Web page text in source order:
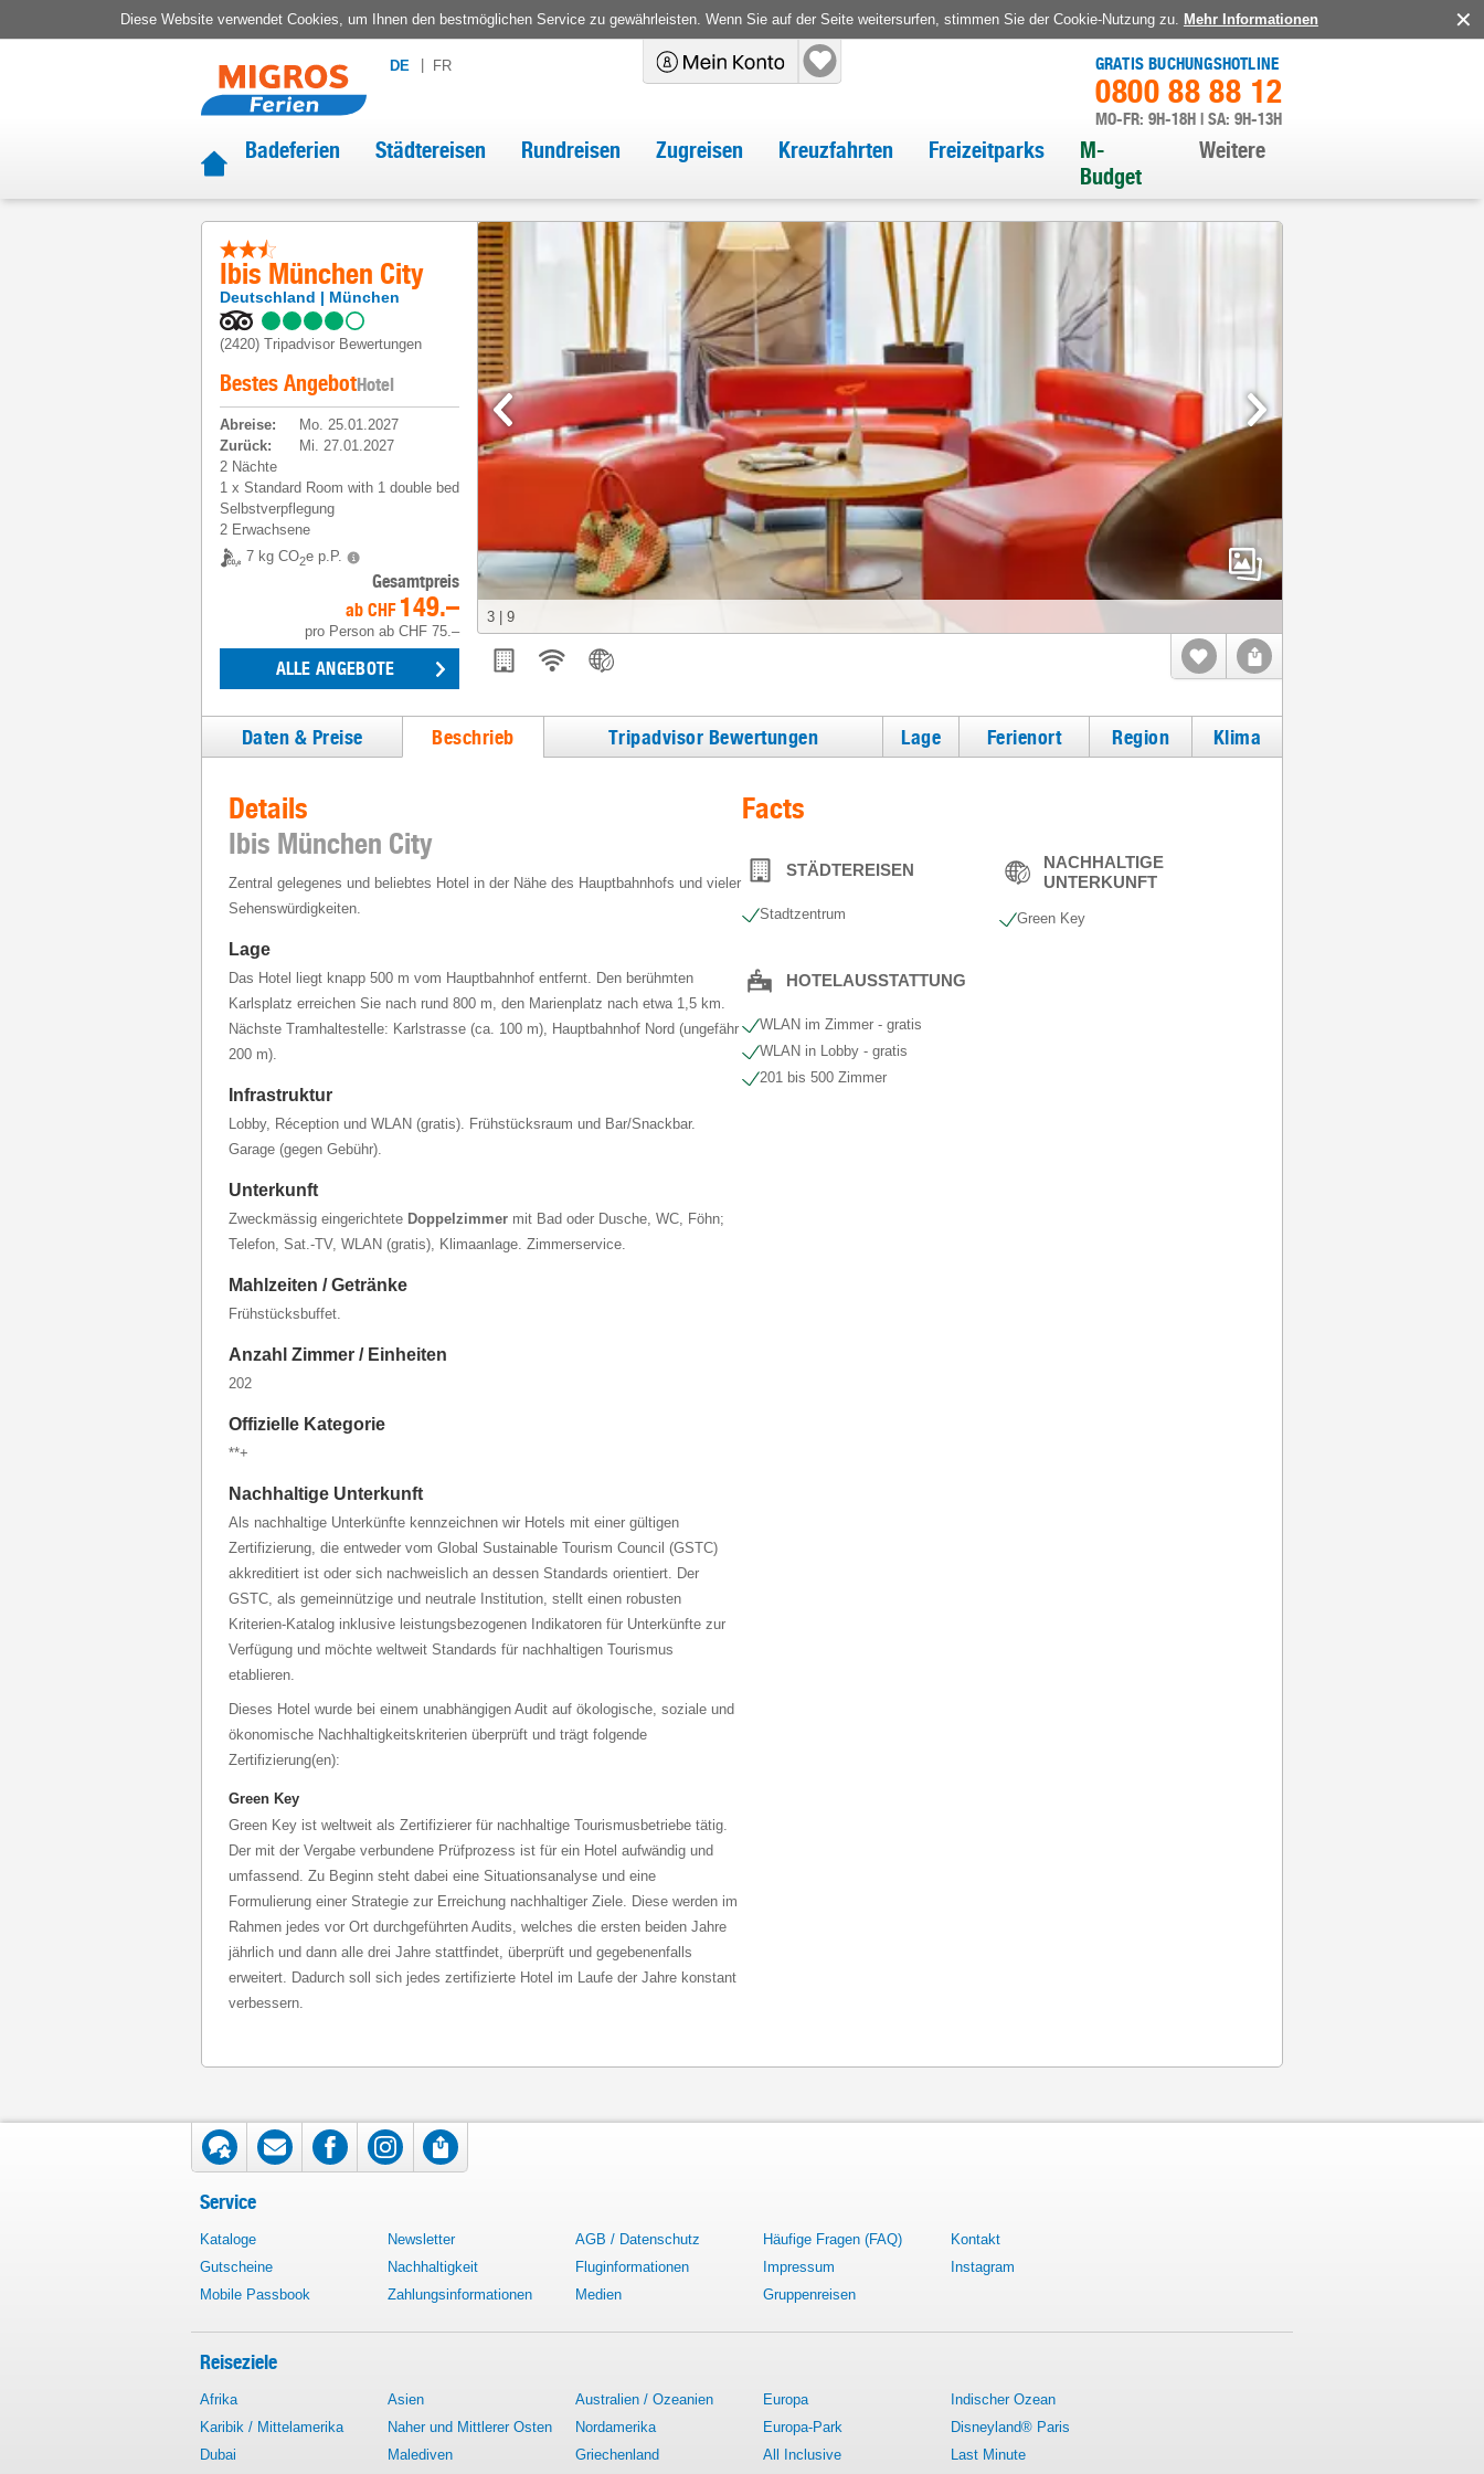
Diese Website verwendet Cookies, um Ihnen den bestmöglichen Service zu gewährleisten. Wenn Sie auf der Seite weitersurfen, stimmen Sie der Cookie-Nutzung zu. Mehr Informationen
DE FR GRATIS BUCHUNGSHOTLINE
0800 88 88 12
MO-FR: 9H-18H | SA: 9H-13H
Badeferien Städtereisen Rundreisen Zugreisen Kreuzfahrten Freizeitparks
M-
Budget
Weitere
Ibis München City
Deutschland München
(2420) Tripadvisor Bewertungen
Bestes AngebotHotel
Abreise:
Mo. 25.01.2027
Zurück:
Mi. 27.01.2027
2 Nächte
1 x Standard Room with 1 double bed
Selbstverpflegung
2 Erwachsene
7 kg CO2e p.P.
Gesamtpreis
ab CHF 149.–
pro Person ab CHF 75.–
ALLE ANGEBOTE
3 9
Daten & Preise Beschrieb Tripadvisor Bewertungen Lage Ferienort Region Klima
Details
Ibis München City
Zentral gelegenes und beliebtes Hotel in der Nähe des Hauptbahnhofs und vieler
Sehenswürdigkeiten.
Lage
Das Hotel liegt knapp 500 m vom Hauptbahnhof entfernt. Den berühmten
Karlsplatz erreichen Sie nach rund 800 m, den Marienplatz nach etwa 1,5 km.
Nächste Tramhaltestelle: Karlstrasse (ca. 100 m), Hauptbahnhof Nord (ungefähr
200 m).
Infrastruktur
Lobby, Réception und WLAN (gratis). Frühstücksraum und Bar/Snackbar.
Garage (gegen Gebühr).
Unterkunft
Zweckmässig eingerichtete Doppelzimmer mit Bad oder Dusche, WC, Föhn;
Telefon, Sat.-TV, WLAN (gratis), Klimaanlage. Zimmerservice.
Mahlzeiten / Getränke
Frühstücksbuffet.
Anzahl Zimmer / Einheiten
202
Offizielle Kategorie
**+
Nachhaltige Unterkunft
Als nachhaltige Unterkünfte kennzeichnen wir Hotels mit einer gültigen
Zertifizierung, die entweder vom Global Sustainable Tourism Council (GSTC)
akkreditiert ist oder sich nachweislich an dessen Standards orientiert. Der
GSTC, als gemeinnützige und neutrale Institution, stellt einen robusten
Kriterien-Katalog inklusive leistungsbezogenen Indikatoren für Unterkünfte zur
Verfügung und möchte weltweit Standards für nachhaltigen Tourismus
etablieren.
Dieses Hotel wurde bei einem unabhängigen Audit auf ökologische, soziale und
ökonomische Nachhaltigkeitskriterien überprüft und trägt folgende
Zertifizierung(en):
Green Key
Green Key ist weltweit als Zertifizierer für nachhaltige Tourismusbetriebe tätig.
Der mit der Vergabe verbundene Prüfprozess ist für ein Hotel aufwändig und
umfassend. Zu Beginn steht dabei eine Situationsanalyse und eine
Formulierung einer Strategie zur Erreichung nachhaltiger Ziele. Diese werden im
Rahmen jedes vor Ort durchgeführten Audits, welches die ersten beiden Jahre
jährlich und dann alle drei Jahre stattfindet, überprüft und gegebenenfalls
erweitert. Dadurch soll sich jedes zertifizierte Hotel im Laufe der Jahre konstant
verbessern.
Facts
STÄDTEREISEN
Stadtzentrum
NACHHALTIGE
UNTERKUNFT
Green Key
HOTELAUSSTATTUNG
WLAN im Zimmer - gratis
WLAN in Lobby - gratis
201 bis 500 Zimmer
Service
Kataloge Newsletter AGB / Datenschutz Häufige Fragen (FAQ)
Kontakt
Gutscheine
Nachhaltigkeit Fluginformationen Impressum
Instagram
Mobile Passbook
Zahlungsinformationen Medien Gruppenreisen
Reiseziele
Afrika Asien Australien / Ozeanien Europa
Indischer Ozean
Karibik / Mittelamerika
Naher und Mittlerer Osten Nordamerika Europa-Park
Disneyland® Paris
Dubai
Malediven Griechenland All Inclusive Last Minute